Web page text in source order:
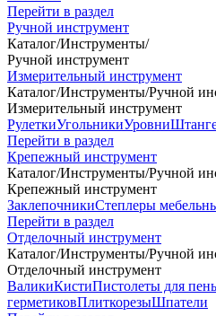
Перейти в раздел
Ручной инструмент
Каталог/Инструменты/
Ручной инструмент
Измерительный инструмент
Каталог/Инструменты/Ручной
Измерительный инструмент
РулеткиУгольникиУровни
Перейти в раздел
Крепежный инструмент
Каталог/Инструменты/Ручной
Крепежный инструмент
ЗаклепочникиСтеплеры
Перейти в раздел
Отделочный инструмент
Каталог/Инструменты/Ручной
Отделочный инструмент
ВаликиКистиПистолеты для
герметиковПлиткорезыШпатели